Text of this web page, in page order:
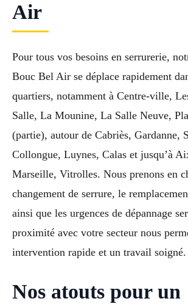
Air
Pour tous vos besoins en serrurerie,
Bouc Bel Air se déplace rapidement
quartiers, notamment à Centre-ville,
Salle, La Mounine, La Salle Neuve,
(partie), autour de Cabriès, Gardanne,
Collongue, Luynes, Calas et jusqu’à
Marseille, Vitrolles. Nous prenons en
changement de serrure, le
ainsi que les urgences de dépannage
proximité avec votre secteur nous
intervention rapide et un travail soigné.
Nos atouts pour un